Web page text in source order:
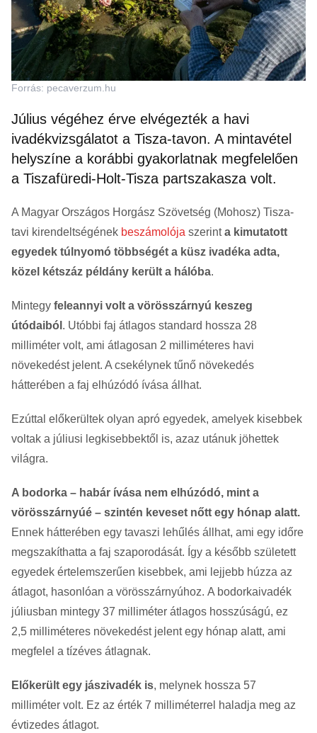
Forrás: pecaverzum.hu
Július végéhez érve elvégezték a havi
ivadékvizsgálatot a Tisza-tavon. A mintavétel
helyszíne a korábbi gyakorlatnak megfelelően
a Tiszafüredi-Holt-Tisza partszakasza volt.
A Magyar Országos Horgász Szövetség (Mohosz) Tisza-
tavi kirendeltségének beszámolója szerinta kimutatott
egyedek túlnyomó többségét a küsz ivadéka adta,
közel kétszáz példány került a hálóba.
Mintegy feleannyi volt a vörösszárnyú keszeg
útódaiból . Utóbbi faj átlagos standard hossza 28
milliméter volt, ami átlagosan 2 milliméteres havi
növekedést jelent. A csekélynek tűnő növekedés
hátterében a faj elhúzódó ívása állhat.
Ezúttal előkerültek olyan apró egyedek, amelyek kisebbek
voltak a júliusi legkisebbektől is, azaz utánuk jöhettek
világra.
A bodorka – habár ívása nem elhúzódó, mint a
vörösszárnyúé – szintén keveset nőtt egy hónap alatt.
Ennek hátterében egy tavaszi lehűlés állhat, ami egy időre
megszakíthatta a faj szaporodását. Így a később született
egyedek értelemszerűen kisebbek, ami lejjebb húzza az
átlagot, hasonlóan a vörösszárnyúhoz. A bodorkaivadék
júliusban mintegy 37 milliméter átlagos hosszúságú, ez
2,5 milliméteres növekedést jelent egy hónap alatt, ami
megfelel a tízéves átlagnak.
Előkerült egy jászivadék is, melynek hossza 57
milliméter volt. Ez az érték 7 milliméterrel haladja meg az
évtizedes átlagot.